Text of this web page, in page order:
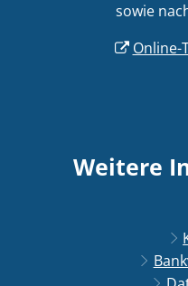
sowie
Online-
Weitere